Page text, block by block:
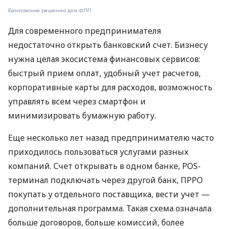
Банковские решения для ФЛП
Для современного предпринимателя
недостаточно открыть банковский счет. Бизнесу
нужна целая экосистема финансовых сервисов:
быстрый прием оплат, удобный учет расчетов,
корпоративные карты для расходов, возможность
управлять всем через смартфон и
минимизировать бумажную работу.
Еще несколько лет назад предпринимателю часто
приходилось пользоваться услугами разных
компаний. Счет открывать в одном банке, POS-
терминал подключать через другой банк, ПРРО
покупать у отдельного поставщика, вести учет —
дополнительная программа. Такая схема означала
больше договоров, больше комиссий, более